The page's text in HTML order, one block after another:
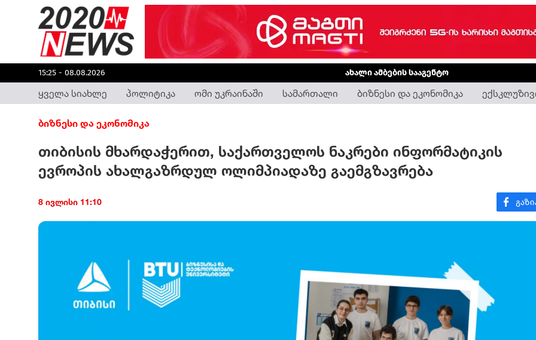
15:25 - 08.08.2026 ახალი ამბების სააგენტო
ყველა სიახლე პოლიტიკა ომი უკრაინაში სამართალი ბიზნესი და ეკონომიკა
ბიზნესი და ეკონომიკა
თიბისის მხარდაჭერით, საქართველოს ნაკრები ინფორმატიკის
ევროპის ახალგაზრდულ ოლიმპიადაზე გაემგზავრება
8 ივლისი 11:10